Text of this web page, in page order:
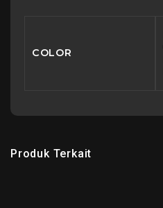
COLOR
Produk Terkait